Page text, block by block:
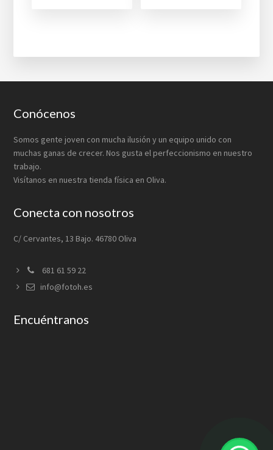
Footer
Conócenos
Somos gente joven con mucha ilusión y un equipo unido con
muchas ganas de crecer. Nos gusta el perfeccionismo en nuestro
trabajo.
Visítanos en nuestra tienda física en Oliva.
Conecta con nosotros
C/ Cervantes, 13 Bajo. 46780 Oliva
681 61 59 22
info@fotoh.es
Encuéntranos